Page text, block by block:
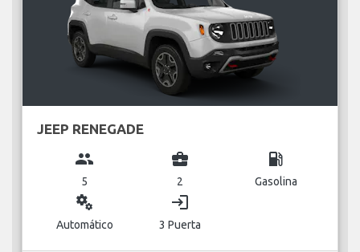
JEEP RENEGADE
group
5
business_center
2
local_gas_station
Gasolina
miscellaneous_services
Automático
login
3 Puerta